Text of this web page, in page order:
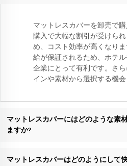
マットレスカバーを卸売で
購入で大幅な割引が受けら
め、コスト効率が高くなり
給が保証されるため、ホテ
企業にとって有利です。さ
インや素材から選択する機会
マットレスカバーにはどのような素
ますか?
マットレスカバーはどのようにして